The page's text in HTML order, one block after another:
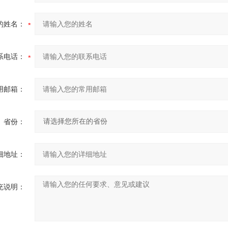
姓名：
电话：
邮箱：
省份：
地址：
说明：